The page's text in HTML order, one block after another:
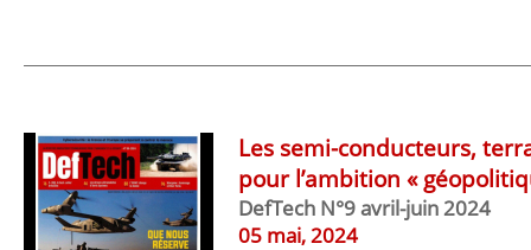
Les semi-conducteurs,
pour l’ambition «
DefTech N°9 avril-juin 2024
05 mai, 2024